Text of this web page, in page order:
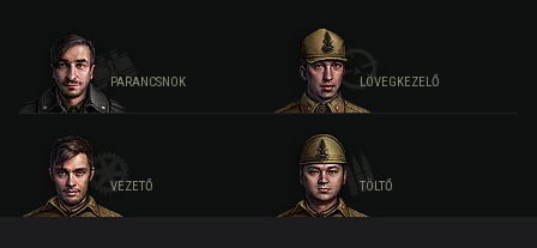
PARANCSNOK LÖVEGKEZELŐ
VEZETŐ TÖLTŐ